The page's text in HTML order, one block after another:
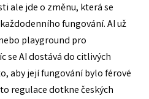
ale jde o změnu, která se
fungování. AI už
playground pro
se AI dostává do citlivých
aby její fungování bylo férové
regulace dotkne českých